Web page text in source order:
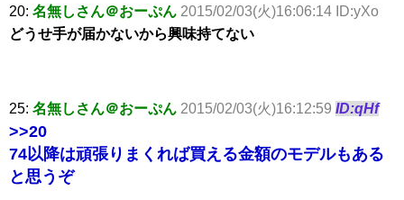
20: 名無しさん＠おーぷん 2015/02/03(火)16:06:14 ID:yXo
どうせ手が届かないから興味持てない
25: 名無しさん＠おーぷん 2015/02/03(火)16:12:59 ID:qHf
>>20
74以降は頑張りまくれば買える金額のモデルもある
と思うぞ